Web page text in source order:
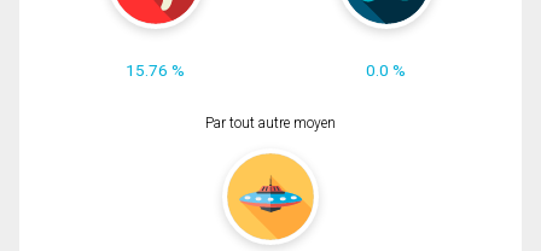
15.76 % 0.0 %
Par tout autre moyen